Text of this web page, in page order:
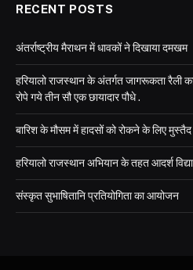
RECENT POSTS
अंतर्राष्ट्रीय मैराथन में धावकों ने दिखाया दमखम
हरियालो राजस्थान के अंतर्गत जागरूकता रैली
रोपे गये तीन सौ एक छायादार पौधे .
बारिश के मौसम में हादसों को रोकने के लिए
हरियालो राजस्थान अभियान के तहत आदर्श
संस्कृत सुभाषितानि प्रतियोगिता का आयोजन